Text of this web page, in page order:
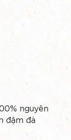
nguyên
đậm đà